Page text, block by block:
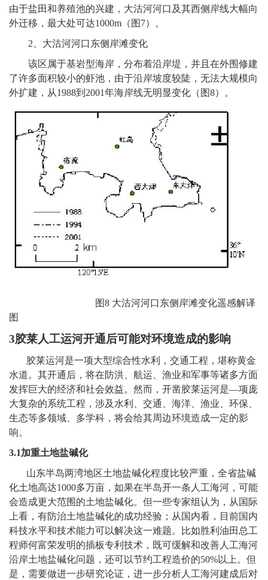
由于盐田和养殖池的兴建，大沽河河口及其西侧岸线大幅向
外迁移，最大处可达1000m（图7）。
2 、大沽河河口东侧岸滩变化
该区属于基岩型海岸，分布着沿岸堤，并且在外围修建
了许多面积较小的虾池，由于沿岸坡度较陡，无法大规模向
外扩建，从1988到2001年海岸线无明显变化（图8）。
图8 大沽河河口东侧岸滩变化遥感解译
图
3胶莱人工运河开通后可能对环境造成的影响
胶莱运河是一项大型综合性水利，交通工程，堪称黄金
水道。其开通后，将在防洪、航运、渔业和军事等诸多方面
发挥巨大的经济和社会效益。然而，开凿胶莱运河是—项庞
大复杂的系统工程，涉及水利、交通、海洋、渔业、环保、
生态等多领域、多学科，将会给其周边环境造成一定的影
响。
3.1加重土地盐碱化
山东半岛两湾地区土地盐碱化程度比较严重，全省盐碱
化土地高达1000多万亩，如果在半岛开一条人工海河，可能
会造成更大范围的土地盐碱化。但一些专家组认为，从国际
上看，有防治土地盐碱化的成功经验；从国内看，目前国内
科技水平和技术能力可以解决这一难题。比如胜利油田总工
程师何富荣发明的插板专利技术，既可缓解和改善人工海河
沿岸土地盐碱化问题，还可以节约工程造价的50%以上。但
是，需要做进一步研究论证，进一步分析人工海河建成后对